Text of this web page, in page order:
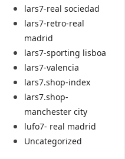
lars7-real sociedad
lars7-retro-real
madrid
lars7-sporting lisboa
lars7-valencia
lars7.shop-index
lars7.shop-
manchester city
lufo7- real madrid
Uncategorized